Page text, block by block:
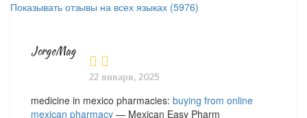
Показывать отзывы на всех языках (5976)
JorgeMag
22 января, 2025
medicine in mexico pharmacies: buying from online
mexican pharmacy — Mexican Easy Pharm